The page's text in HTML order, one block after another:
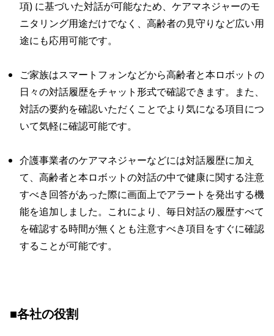
項) に基づいた対話が可能なため、ケアマネジャーのモ
ニタリング用途だけでなく、高齢者の見守りなど広い用
途にも応用可能です。
ご家族はスマートフォンなどから高齢者と本ロボットの
日々の対話履歴をチャット形式で確認できます。また、
対話の要約を確認いただくことでより気になる項目につ
いて気軽に確認可能です。
介護事業者のケアマネジャーなどには対話履歴に加え
て、高齢者と本ロボットの対話の中で健康に関する注意
すべき回答があった際に画面上でアラートを発出する機
能を追加しました。これにより、毎日対話の履歴すべて
を確認する時間が無くとも注意すべき項目をすぐに確認
することが可能です。
■各社の役割